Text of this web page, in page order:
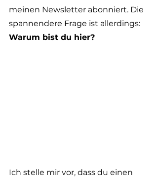
meinen Newsletter abonniert. Die
spannendere Frage ist allerdings:
Warum bist du hier?
Ich stelle mir vor, dass du einen